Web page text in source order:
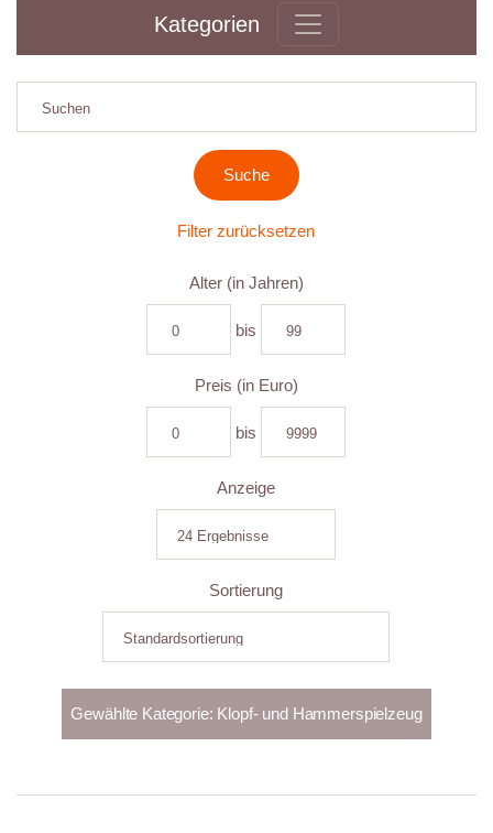
Kategorien
Filter zurücksetzen
Alter (in Jahren)
bis
Preis (in Euro)
bis
Anzeige
Sortierung